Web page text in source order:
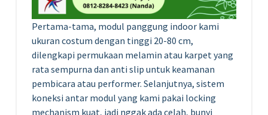
Pertama-tama, modul panggung indoor kami
ukuran costum dengan tinggi 20-80 cm,
dilengkapi permukaan melamin atau karpet yang
rata sempurna dan anti slip untuk keamanan
pembicara atau performer. Selanjutnya, sistem
koneksi antar modul yang kami pakai locking
mechanism kuat, jadi nggak ada celah, bunyi